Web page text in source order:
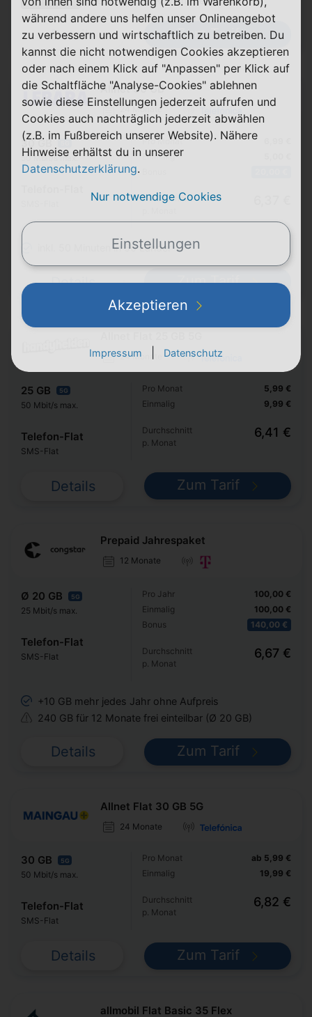
Details Zum Tarif
Allnet 30 GB
24 Monate
30 GB
50 Mbit/s max.
Pro Monat
Einmalig
Durchschnitt
inkl. 50 Minuten in 50 Länder
Details Zum Tarif
24 Monate
25 GB 5G
50 Mbit/s max.
Telefon-Flat
SMS-Flat
Pro Monat
Einmalig
5,99 €
9,99 €
Durchschnitt
p. Monat
6,41 €
Details Zum Tarif
Prepaid Jahrespaket
12 Monate
Ø 20 GB 5G
25 Mbit/s max.
Telefon-Flat
SMS-Flat
Pro Jahr
Einmalig
Bonus
100,00 €
100,00 €
140,00 €
Durchschnitt
p. Monat
6,67 €
+10 GB mehr jedes Jahr ohne Aufpreis
240 GB für 12 Monate frei einteilbar (Ø 20 GB)
Details Zum Tarif
Allnet Flat 30 GB 5G
24 Monate
30 GB 5G
50 Mbit/s max.
Telefon-Flat
SMS-Flat
Pro Monat
Einmalig
ab 5,99 €
19,99 €
Durchschnitt
p. Monat
6,82 €
Details Zum Tarif
allmobil Flat Basic 35 Flex
während andere uns helfen unser Onlineangebot
zu verbessern und wirtschaftlich zu betreiben. Du
kannst die nicht notwendigen Cookies akzeptieren
oder nach einem Klick auf "Anpassen" per Klick auf
die Schaltfläche "Analyse-Cookies" ablehnen
sowie diese Einstellungen jederzeit aufrufen und
Cookies auch nachträglich jederzeit abwählen
(z.B. im Fußbereich unserer Website). Nähere
Hinweise erhältst du in unserer
Datenschutzerklärung.
Nur notwendige Cookies
Einstellungen
Akzeptieren
Impressum Datenschutz